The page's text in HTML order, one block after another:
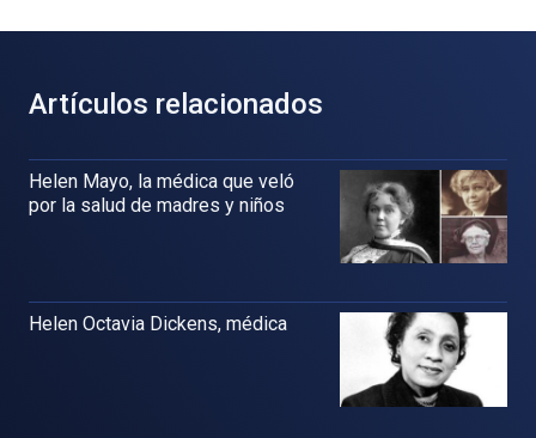
Artículos relacionados
Helen Mayo, la médica que veló
por la salud de madres y niños
Helen Octavia Dickens, médica